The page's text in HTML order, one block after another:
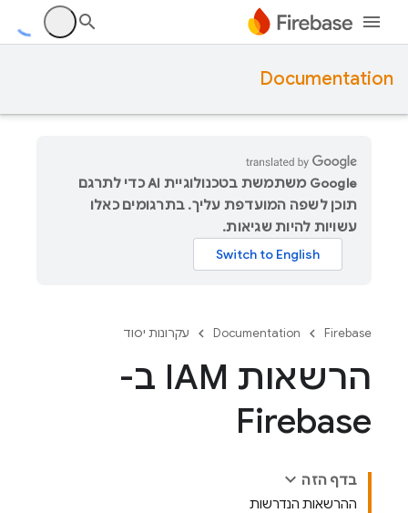
Documentation
‫Google משתמשת בטכנולוגיית AI כדי לתרגם
תוכן לשפה המועדפת עליך. בתרגומים כאלו
עשויות להיות שגיאות.
Firebase
Documentation עקרונות יסוד
הרשאות IAM ב-
Firebase
בדף הזה
ההרשאות הנדרשות